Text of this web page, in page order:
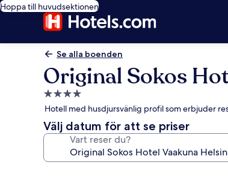
Hoppa till huvudsektionen
Se alla boenden
Original Sokos
4.0-
stjärnigt
boende
Hotell med husdjursvänlig profil som erbjuder
Välj datum för att se priser
Vart reser du?